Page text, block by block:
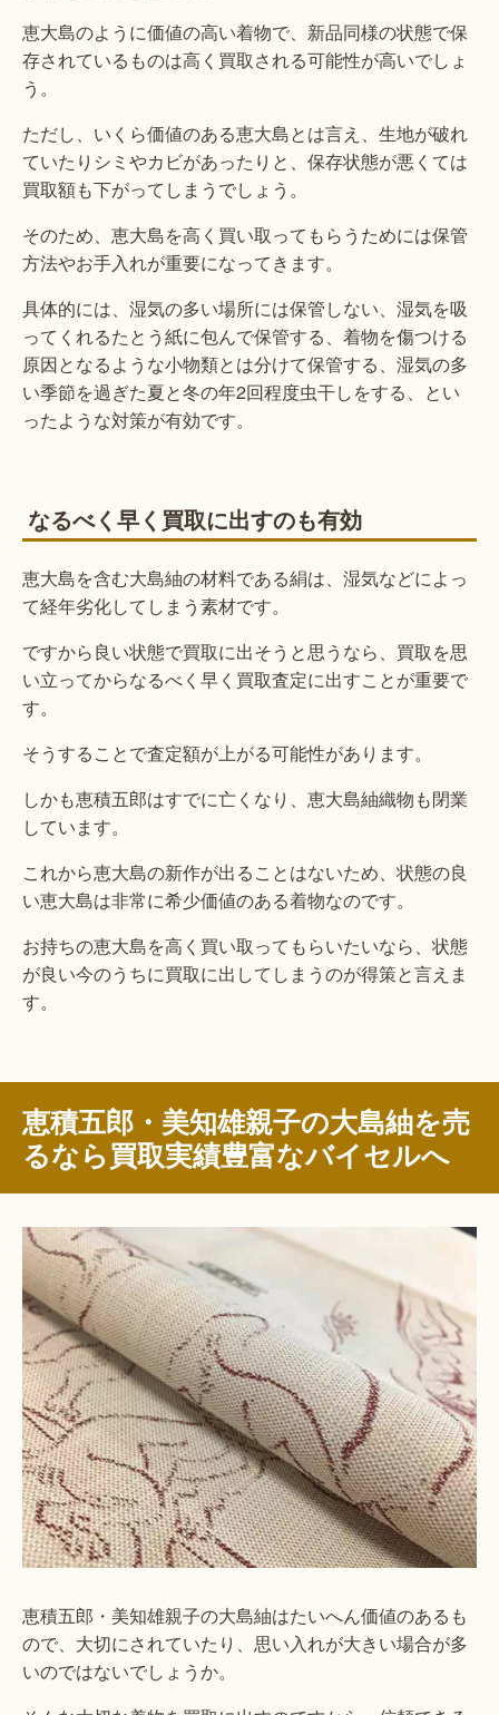
恵大島のように価値の高い着物で、新品同様の状態で保
存されているものは高く買取される可能性が高いでしょ
う。
ただし、いくら価値のある恵大島とは言え、生地が破れ
ていたりシミやカビがあったりと、保存状態が悪くては
買取額も下がってしまうでしょう。
そのため、恵大島を高く買い取ってもらうためには保管
方法やお手入れが重要になってきます。
具体的には、湿気の多い場所には保管しない、湿気を吸
ってくれるたとう紙に包んで保管する、着物を傷つける
原因となるような小物類とは分けて保管する、湿気の多
い季節を過ぎた夏と冬の年2回程度虫干しをする、とい
ったような対策が有効です。
なるべく早く買取に出すのも有効
恵大島を含む大島紬の材料である絹は、湿気などによっ
て経年劣化してしまう素材です。
ですから良い状態で買取に出そうと思うなら、買取を思
い立ってからなるべく早く買取査定に出すことが重要で
す。
そうすることで査定額が上がる可能性があります。
しかも恵積五郎はすでに亡くなり、恵大島紬織物も閉業
しています。
これから恵大島の新作が出ることはないため、状態の良
い恵大島は非常に希少価値のある着物なのです。
お持ちの恵大島を高く買い取ってもらいたいなら、状態
が良い今のうちに買取に出してしまうのが得策と言えま
す。
恵積五郎・美知雄親子の大島紬を売
るなら買取実績豊富なバイセルへ
恵積五郎・美知雄親子の大島紬はたいへん価値のあるも
ので、大切にされていたり、思い入れが大きい場合が多
いのではないでしょうか。